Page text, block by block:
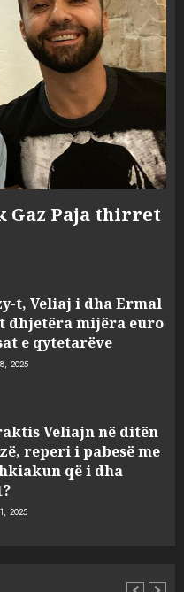
Paja thirret
t, Veliaj i dha Ermal
dhjetëra mijëra euro
e qytetarëve
2025
Veliajn në ditën
reperi i pabesë me
që i dha
2025
Albania”,
fsheh. A u vodhën